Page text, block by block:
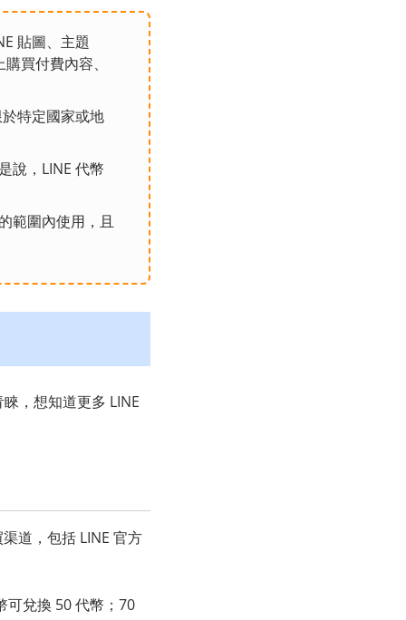
貼圖、主題
買付費內容、
特定國家或地
說，LINE 代幣
範圍內使用，且
，想知道更多 LINE
道，包括 LINE 官方
可兌換 50 代幣；70